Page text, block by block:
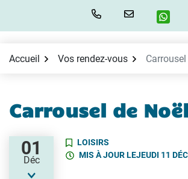
Accueil
Vos rendez-vous
Carrousel de Noël
01
Déc
LOISIRS
MIS À JOUR LEJEUDI 11